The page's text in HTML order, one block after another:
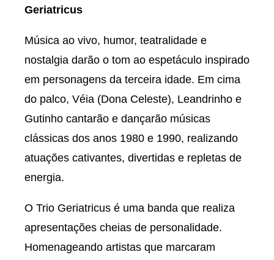
Geriatricus
Música ao vivo, humor, teatralidade e
nostalgia darão o tom ao espetáculo inspirado
em personagens da terceira idade. Em cima
do palco, Véia (Dona Celeste), Leandrinho e
Gutinho cantarão e dançarão músicas
clássicas dos anos 1980 e 1990, realizando
atuações cativantes, divertidas e repletas de
energia.
O Trio Geriatricus é uma banda que realiza
apresentações cheias de personalidade.
Homenageando artistas que marcaram